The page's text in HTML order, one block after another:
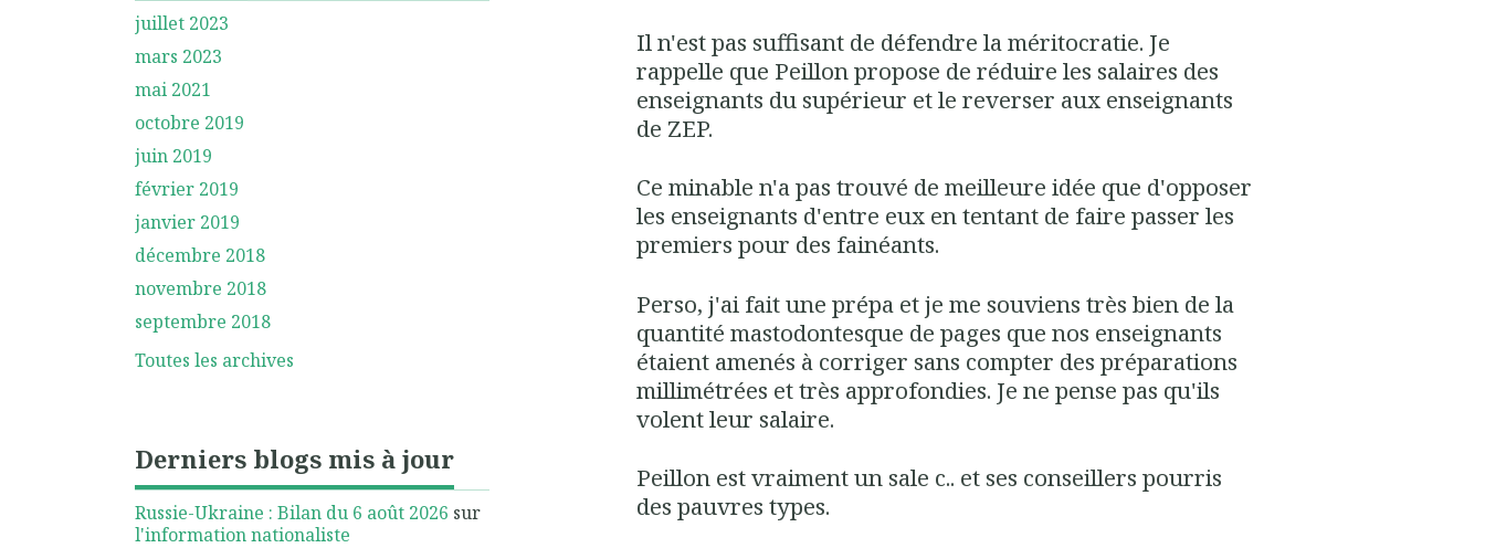
juillet 2023
mars 2023
mai 2021
octobre 2019
juin 2019
février 2019
janvier 2019
décembre 2018
novembre 2018
septembre 2018
Toutes les archives
Derniers blogs mis à jour
Russie-Ukraine : Bilan du 6 août 2026 sur
l'information nationaliste
Il n'est pas suffisant de défendre la méritocratie. Je
rappelle que Peillon propose de réduire les salaires des
enseignants du supérieur et le reverser aux enseignants
de ZEP.
Ce minable n'a pas trouvé de meilleure idée que d'opposer
les enseignants d'entre eux en tentant de faire passer les
premiers pour des fainéants.
Perso, j'ai fait une prépa et je me souviens très bien de la
quantité mastodontesque de pages que nos enseignants
étaient amenés à corriger sans compter des préparations
millimétrées et très approfondies. Je ne pense pas qu'ils
volent leur salaire.
Peillon est vraiment un sale c.. et ses conseillers pourris
des pauvres types.